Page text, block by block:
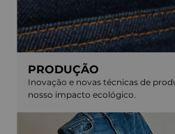
PRODUÇÃO
Inovação e novas técnicas de
nosso impacto ecológico.